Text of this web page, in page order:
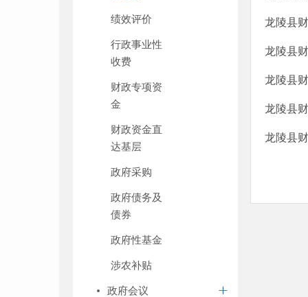
绩效评价
行政事业性
收费
财政专项资
金
财政资金直
达基层
政府采购
政府债务及
债券
政府性基金
涉农补贴
政府会议
龙陵县
龙陵县
龙陵县
龙陵县
龙陵县